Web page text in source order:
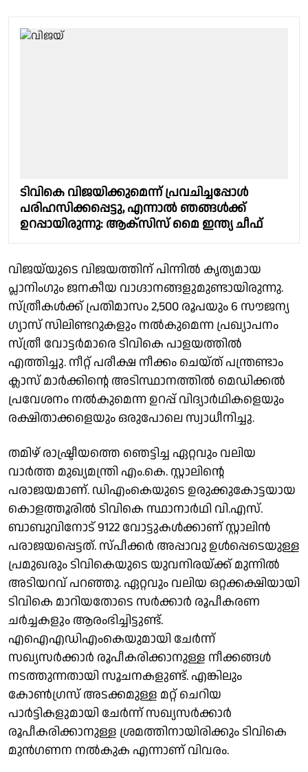
ടിവികെ വിജയിക്കുമെന്ന് പ്രവചിച്ചപ്പോൾ
പരിഹസിക്കപ്പെട്ടു, എന്നാൽ ഞങ്ങൾക്ക്
ഉറപ്പായിരുന്നു: ആക്സിസ് മൈ ഇന്ത്യ ചീഫ്
വിജയ്‌യുടെ വിജയത്തിന് പിന്നിൽ കൃത്യമായ
പ്ലാനിംഗും ജനകീയ വാഗ്ദാനങ്ങളുമുണ്ടായിരുന്നു.
സ്ത്രീകൾക്ക് പ്രതിമാസം 2,500 രൂപയും 6 സൗജന്യ
ഗ്യാസ് സിലിണ്ടറുകളും നൽകുമെന്ന പ്രഖ്യാപനം
സ്ത്രീ വോട്ടർമാരെ ടിവികെ പാളയത്തിൽ
എത്തിച്ചു. നീറ്റ് പരീക്ഷ നീക്കം ചെയ്ത് പന്ത്രണ്ടാം
ക്ലാസ് മാർക്കിന്റെ അടിസ്ഥാനത്തിൽ മെഡിക്കൽ
പ്രവേശനം നൽകുമെന്ന ഉറപ്പ് വിദ്യാർഥികളെയും
രക്ഷിതാക്കളെയും ഒരുപോലെ സ്വാധീനിച്ചു.
തമിഴ് രാഷ്ട്രീയത്തെ ഞെട്ടിച്ച ഏറ്റവും വലിയ
വാർത്ത മുഖ്യമന്ത്രി എം.കെ. സ്റ്റാലിന്റെ
പരാജയമാണ്. ഡിഎംകെയുടെ ഉരുക്കുകോട്ടയായ
കൊളത്തൂരിൽ ടിവികെ സ്ഥാനാർഥി വി.എസ്.
ബാബുവിനോട് 9122 വോട്ടുകൾക്കാണ് സ്റ്റാലിൻ
പരാജയപ്പെട്ടത്. സ്പീക്കർ അപ്പാവു ഉൾപ്പെടെയുള്ള
പ്രമുഖരും ടിവികെയുടെ യുവനിരയ്ക്ക് മുന്നിൽ
അടിയറവ് പറഞ്ഞു. ഏറ്റവും വലിയ ഒറ്റക്കക്ഷിയായി
ടിവികെ മാറിയതോടെ സർക്കാർ രൂപീകരണ
ചർച്ചകളും ആരംഭിച്ചിട്ടുണ്ട്.
എഐഎഡിഎംകെയുമായി ചേർന്ന്
സഖ്യസർക്കാർ രൂപീകരിക്കാനുള്ള നീക്കങ്ങൾ
നടത്തുന്നതായി സൂചനകളുണ്ട്. എങ്കിലും
കോൺഗ്രസ് അടക്കമുള്ള മറ്റ് ചെറിയ
പാർട്ടികളുമായി ചേർന്ന് സഖ്യസർക്കാർ
രൂപീകരിക്കാനുള്ള ശ്രമത്തിനായിരിക്കും ടിവികെ
മുൻഗണന നൽകുക എന്നാണ് വിവരം.